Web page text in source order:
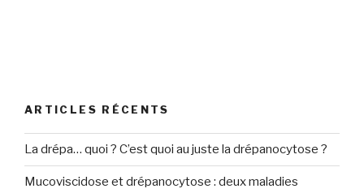
ARTICLES RÉCENTS
La drépa… quoi ? C’est quoi au juste la drépanocytose ?
Mucoviscidose et drépanocytose : deux maladies